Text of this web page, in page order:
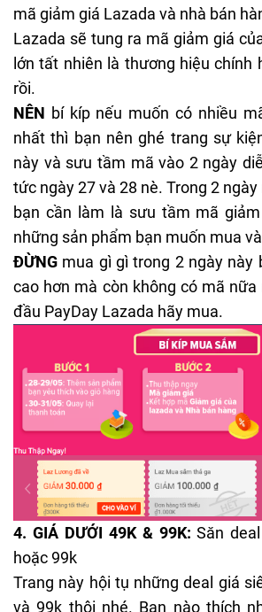
mã giảm giá Lazada và nhà bán
Lazada sẽ tung ra mã giảm giá
lớn tất nhiên là thương hiệu chính
rồi.
NÊN bí kíp nếu muốn có nhiều
nhất thì bạn nên ghé trang sự
này và sưu tầm mã vào 2 ngày
tức ngày 27 và 28 nè. Trong 2
bạn cần làm là sưu tầm mã
những sản phẩm bạn muốn mua
ĐỪNG mua gì gì trong 2 ngày này
cao hơn mà còn không có mã
đầu PayDay Lazada hãy mua.
4. GIÁ DƯỚI 49K & 99K: Săn
hoặc 99k
Trang này hội tụ những deal giá
và 99k thôi nhé. Bạn nào thích